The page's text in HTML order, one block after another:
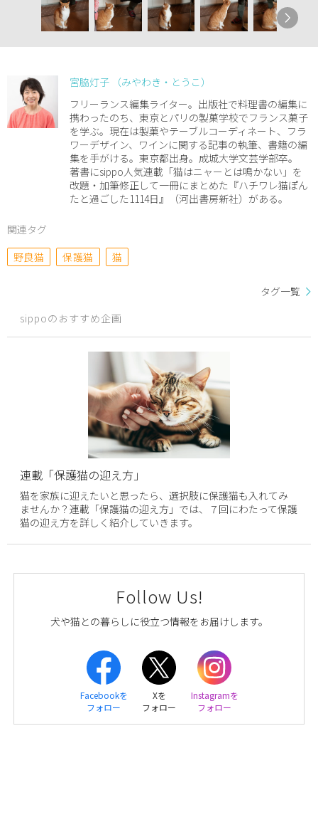
宮脇灯子 （みやわき・とうこ）
フリーランス編集ライター。出版社で料理書の編集に
携わったのち、東京とパリの製菓学校でフランス菓子
を学ぶ。現在は製菓やテーブルコーディネート、フラ
ワーデザイン、ワインに関する記事の執筆、書籍の編
集を手がける。東京都出身。成城大学文芸学部卒。
著書にsippo人気連載「猫はニャーとは鳴かない」を
改題・加筆修正して一冊にまとめた『ハチワレ猫ぽん
たと過ごした1114日』（河出書房新社）がある。
関連タグ
野良猫
保護猫 猫
タグ一覧
sippoのおすすめ企画
連載「保護猫の迎え方」
猫を家族に迎えたいと思ったら、選択肢に保護猫も入れてみ
ませんか？連載「保護猫の迎え方」では、７回にわたって保護
猫の迎え方を詳しく紹介していきます。
Follow Us!
犬や猫との暮らしに役立つ情報をお届けします。
Facebookを
フォロー
Xを
フォロー
Instagramを
フォロー